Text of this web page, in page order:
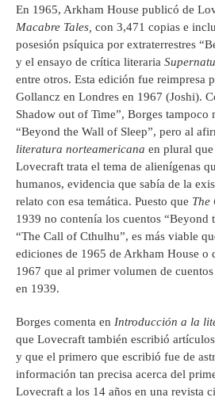
En 1965, Arkham House publicó de
Macabre Tales, con 3,471 copias e
posesión psíquica por extraterrestres
y el ensayo de crítica literaria
entre otros. Esta edición fue reimpresa
Gollancz en Londres en 1967 (Joshi).
Shadow out of Time”, Borges tampoco
“Beyond the Wall of Sleep”, pero al
literatura norteamericana en plural que
Lovecraft trata el tema de alienígenas
humanos, evidencia que sabía de la
relato con esa temática. Puesto que The
1939 no contenía los cuentos “Beyond
“The Call of Cthulhu”, es más viable
ediciones de 1965 de Arkham House o
1967 que al primer volumen de
en 1939.
Borges comenta en Introducción a la
que Lovecraft también escribió
y que el primero que escribió fue de
información tan precisa acerca del
Lovecraft a los 14 años en una revista